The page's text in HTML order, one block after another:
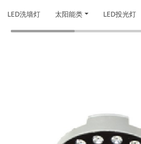
LED洗墙灯 太阳能类 LED投光灯